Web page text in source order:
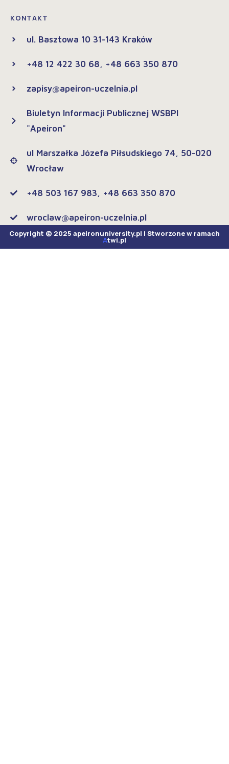
KONTAKT
ul. Basztowa 10 31-143 Kraków
+48 12 422 30 68, +48 663 350 870
zapisy@apeiron-uczelnia.pl
Biuletyn Informacji Publicznej WSBPI
"Apeiron"
ul Marszałka Józefa Piłsudskiego 74, 50-020
Wrocław
+48 503 167 983, +48 663 350 870
wroclaw@apeiron-uczelnia.pl
Copyright © 2025 apeironuniversity.pl | Stworzone w ramach
Atwi.pl